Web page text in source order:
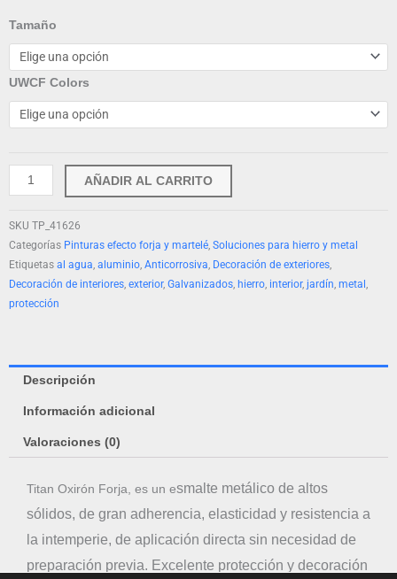
Tamaño
UWCF Colors
Titan
Oxirón
Forja
cantidad
AÑADIR AL CARRITO
SKU TP_41626
Categorías Pinturas efecto forja y martelé, Soluciones para hierro y metal
Etiquetas al agua, aluminio, Anticorrosiva, Decoración de exteriores,
Decoración de interiores, exterior, Galvanizados, hierro, interior, jardín, metal ,
protección
Descripción
Información adicional
Valoraciones (0)
Titan Oxirón Forja, es un esmalte metálico de altos
sólidos, de gran adherencia, elasticidad y resistencia a
la intemperie, de aplicación directa sin necesidad de
preparación previa. Excelente protección y decoración